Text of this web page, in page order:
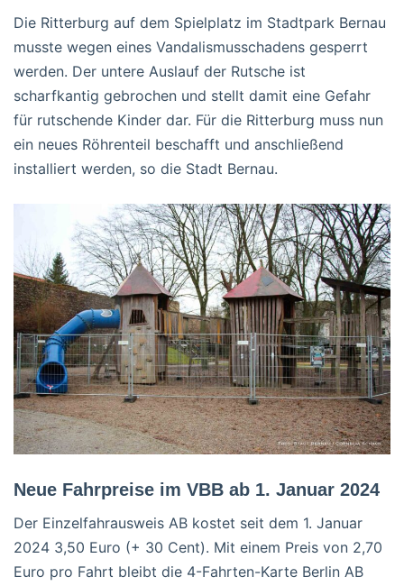
Die Ritterburg auf dem Spielplatz im Stadtpark Bernau
musste wegen eines Vandalismusschadens gesperrt
werden. Der untere Auslauf der Rutsche ist
scharfkantig gebrochen und stellt damit eine Gefahr
für rutschende Kinder dar. Für die Ritterburg muss nun
ein neues Röhrenteil beschafft und anschließend
installiert werden, so die Stadt Bernau.
Neue Fahrpreise im VBB ab 1. Januar 2024
Der Einzelfahrausweis AB kostet seit dem 1. Januar
2024 3,50 Euro (+ 30 Cent). Mit einem Preis von 2,70
Euro pro Fahrt bleibt die 4-Fahrten-Karte Berlin AB